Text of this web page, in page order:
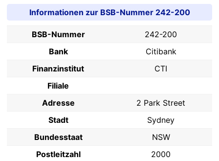
Informationen zur BSB-Nummer 242-200
BSB-Nummer
242-200
Bank
Citibank
Finanzinstitut
CTI
Filiale
Adresse
2 Park Street
Stadt
Sydney
Bundesstaat
NSW
Postleitzahl
2000